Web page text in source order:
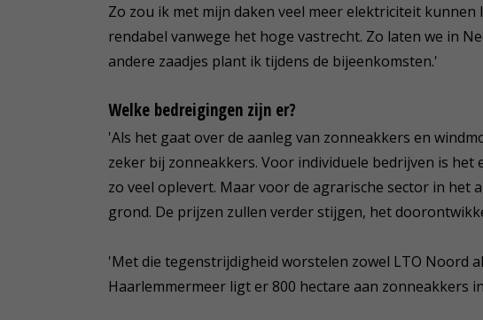
Zo zou ik met mijn daken veel meer elektriciteit
rendabel vanwege het hoge vastrecht. Zo laten we in
andere zaadjes plant ik tijdens de bijeenkomsten.'
Welke bedreigingen zijn er?
'Als het gaat over de aanleg van zonneakkers en
zeker bij zonneakkers. Voor individuele bedrijven is het
zo veel oplevert. Maar voor de agrarische sector in het
grond. De prijzen zullen verder stijgen, het
'Met die tegenstrijdigheid worstelen zowel LTO Noord
Haarlemmermeer ligt er 800 hectare aan zonneakkers